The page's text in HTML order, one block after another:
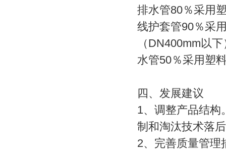
排水管80％采用
线护套管90％采
（DN400mm以
水管50％采用塑
四、发展建议
1、调整产品结构
制和淘汰技术落
2、完善质量管理